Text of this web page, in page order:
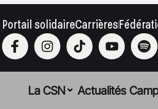
Portail solidaireCarrières
La CSN Actualités